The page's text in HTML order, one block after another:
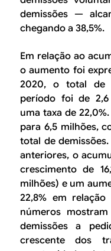
demissões —
chegando a 38,5%.
Em relação ao
o aumento foi
2020, o total de
período foi de 2,6
uma taxa de
para 6,5 milhões,
total de
anteriores, o
crescimento de
milhões) e um
22,8% em
números
demissões a
crescente dos